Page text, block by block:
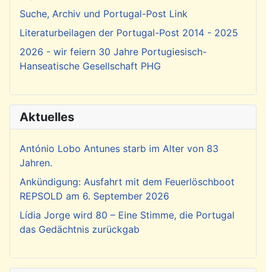
Suche, Archiv und Portugal-Post Link
Literaturbeilagen der Portugal-Post 2014 - 2025
2026 - wir feiern 30 Jahre Portugiesisch-
Hanseatische Gesellschaft PHG
Aktuelles
António Lobo Antunes starb im Alter von 83
Jahren.
Ankündigung: Ausfahrt mit dem Feuerlöschboot
REPSOLD am 6. September 2026
Lídia Jorge wird 80 – Eine Stimme, die Portugal
das Gedächtnis zurückgab